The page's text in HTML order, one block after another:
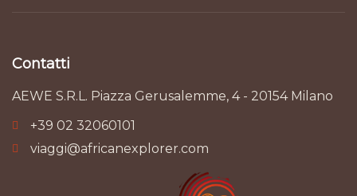
Contatti
AEWE S.R.L. Piazza Gerusalemme, 4 - 20154 Milano
+39 02 32060101
viaggi@africanexplorer.com